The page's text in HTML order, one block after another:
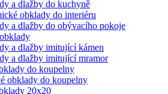
a dlažby do kuchyně
obklady do interiéru
a dlažby do obývacího pokoje
a dlažby imitující kámen
a dlažby imitující mramor
do koupelny
obklady do koupelny
20x20